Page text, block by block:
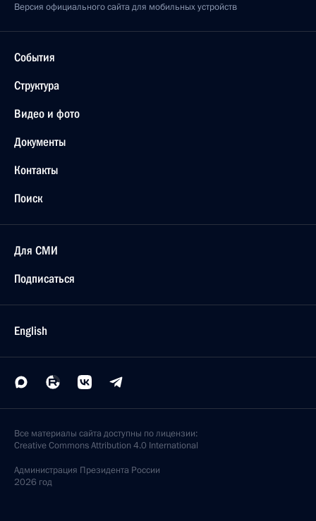
Версия официального сайта для мобильных устройств
События
Структура
Видео и фото
Документы
Контакты
Поиск
Для СМИ
Подписаться
English
Все материалы сайта доступны по лицензии:
Creative Commons Attribution 4.0 International
Администрация Президента России
2026 год